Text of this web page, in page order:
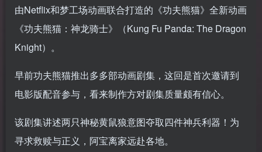
由Netflix和梦工场动画联合打造的《功夫熊猫》全新动画
《功夫熊猫：神龙骑士》（Kung Fu Panda: The Dragon
Knight）。
早前功夫熊猫推出多多部动画剧集，这回是首次邀请到
电影版配音参与，看来制作方对剧集质量颇有信心。
该剧集讲述两只神秘黄鼠狼意图夺取四件神兵利器！为
寻求救赎与正义，阿宝离家远赴各地。